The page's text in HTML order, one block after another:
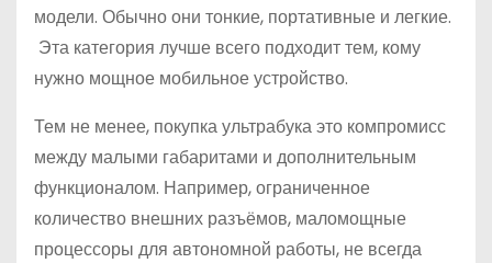
модели. Обычно они тонкие, портативные и легкие.
Эта категория лучше всего подходит тем, кому
нужно мощное мобильное устройство.
Тем не менее, покупка ультрабука это компромисс
между малыми габаритами и дополнительным
функционалом. Например, ограниченное
количество внешних разъёмов, маломощные
процессоры для автономной работы, не всегда